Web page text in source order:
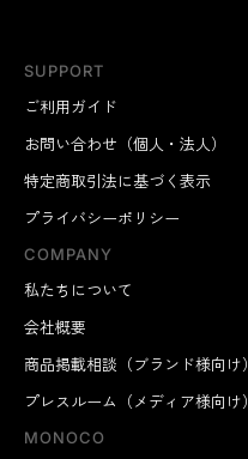
SUPPORT
ご利用ガイド
お問い合わせ（個人・法人）
特定商取引法に基づく表示
プライバシーポリシー
COMPANY
私たちについて
会社概要
商品掲載相談（ブランド様向け）
プレスルーム（メディア様向け）
MONOCO